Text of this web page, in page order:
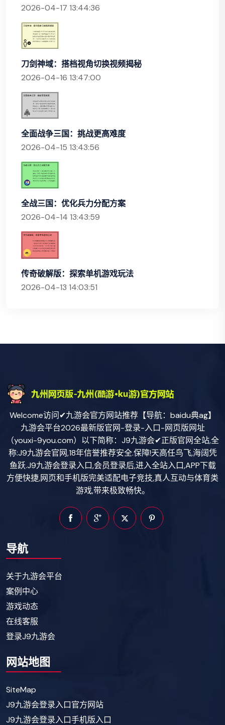
2026-04-17 13:44:36
刀剑神域：搭档视角切换视频揭秘
2026-04-16 13:47:00
全面战争三国：挑战更高难度
2026-04-15 13:43:56
全战三国：优化兵力分配方案
2026-04-14 13:43:59
传奇破解版：探索单机游戏玩法
2026-04-13 14:03:51
Welcome访问✔九游会官方网站推荐【导航：baidu典ag】
九游会平台2026最新版官网-登录-入口-网页版网址
（youxi-9you.com）以下简称：J9九游会✔正版官网全站,全
称:J9九游会官网,18年信誉推荐安全.保障!天高任鸟飞,海阔凭
鱼跃.J9九游会登录入口,会员登录后,进入全站入口,APP下载
方便快捷,网页和手机版完美适配电子竞技,真人互动与体育类
游戏,带来极致畅快。
导航
关于九游会平台
案例中心
游戏动态
在线客服
登录J9九游会
网站地图
SiteMap
J9九游会登录入口官方网站
J9九游会登录入口手机版入口